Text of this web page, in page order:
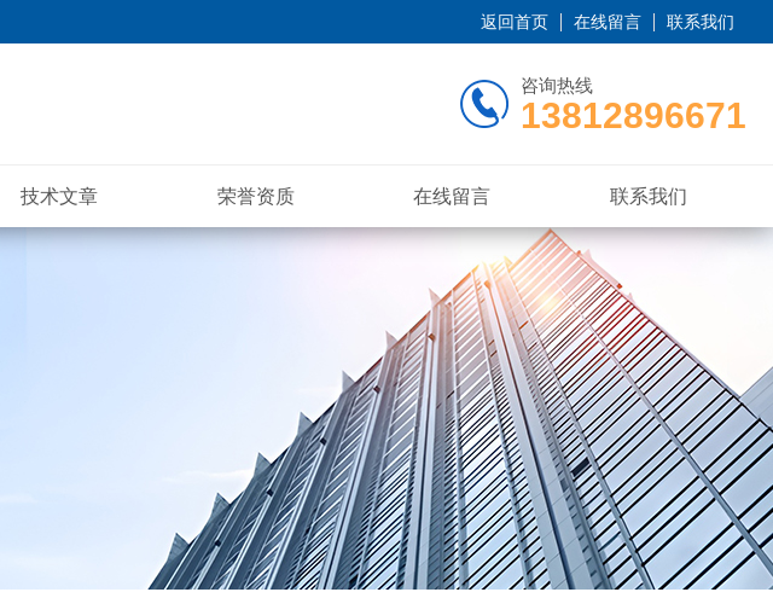
返回首页 在线留言 联系我们
咨询热线
13812896671
技术文章 荣誉资质 在线留言 联系我们